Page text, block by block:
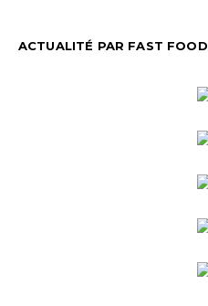
ACTUALITÉ PAR FAST FOOD